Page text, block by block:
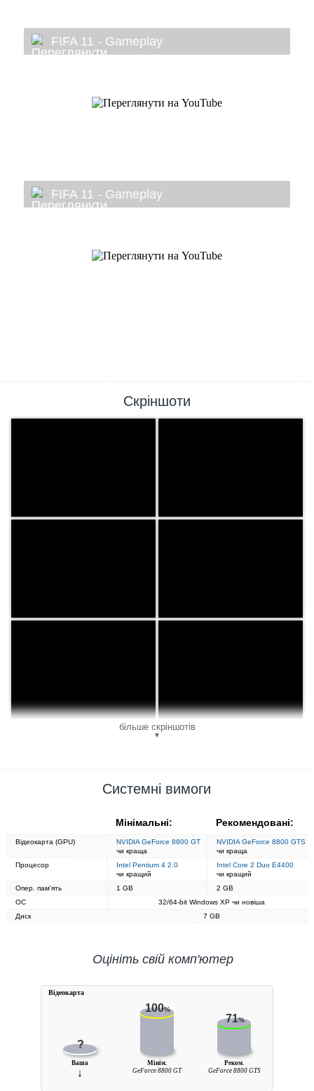
FIFA 11 - Gameplay
FIFA 11 - Gameplay
Скріншоти
більше скріншотів
▼
Системні вимоги
Мінімальні: Рекомендовані:
Відеокарта (GPU)
NVIDIA GeForce 8800 GT
чи краща
NVIDIA GeForce 8800 GTS
чи краща
Процесор
Intel Pentium 4 2.0
чи кращий
Intel Core 2 Duo E4400
чи кращий
Опер. пам'ять
1 GB
2 GB
ОС
32/64-bit Windows XP чи новіша
Диск
7 GB
Оцініть свій комп'ютер
?
100%
71%
Ваша
↓
Мінім.
GeForce 8800 GT
Реком.
GeForce 8800 GTS
Вiдеокарта